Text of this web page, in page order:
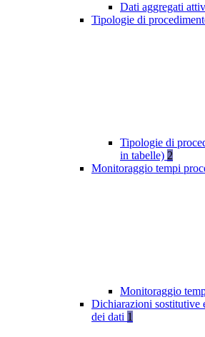
Dati aggregati
Tipologie di
Tipologie di
in tabelle) 2
Monitoraggio tempi
Monitoraggio
Dichiarazioni sostitutive
dei dati 1